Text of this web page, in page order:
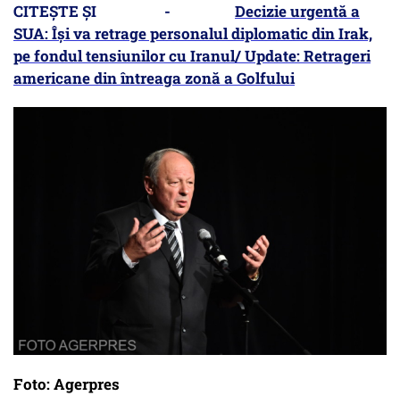
CITEȘTE ȘI - Decizie urgentă a
SUA: Își va retrage personalul diplomatic din Irak,
pe fondul tensiunilor cu Iranul/ Update: Retrageri
americane din întreaga zonă a Golfului
Foto: Agerpres